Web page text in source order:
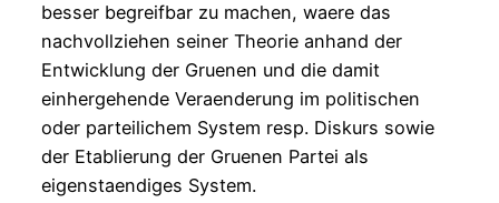
besser begreifbar zu machen, waere das
nachvollziehen seiner Theorie anhand der
Entwicklung der Gruenen und die damit
einhergehende Veraenderung im politischen
oder parteilichem System resp. Diskurs sowie
der Etablierung der Gruenen Partei als
eigenstaendiges System.